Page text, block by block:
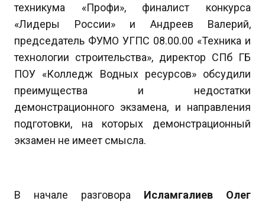
техникума «Профи», финалист конкурса
«Лидеры России» и Андреев Валерий,
председатель ФУМО УГПС 08.00.00 «Техника и
технологии строительства», директор СПб ГБ
ПОУ «Колледж Водных ресурсов» обсудили
преимущества и недостатки
демонстрационного экзамена, и направления
подготовки, на которых демонстрационный
экзамен не имеет смысла.
В начале разговора Исламгалиев Олег